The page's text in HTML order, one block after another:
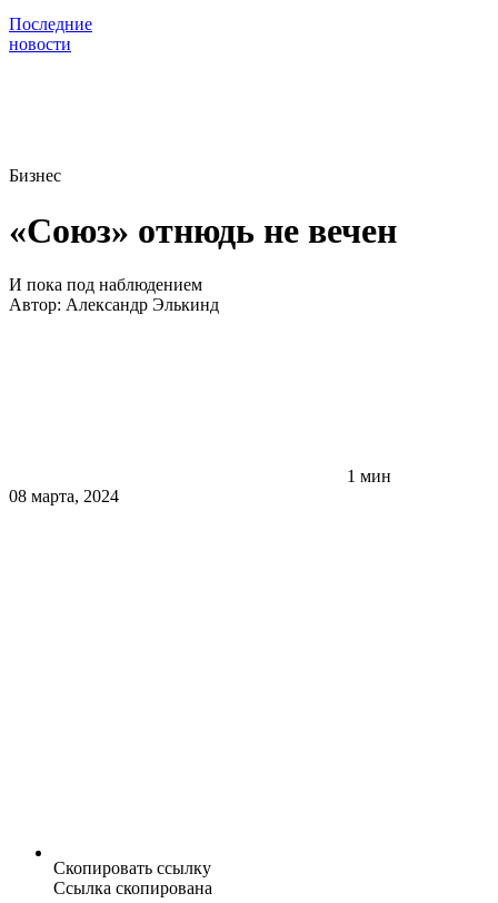
Последние
новости
Бизнес
«Союз» отнюдь не вечен
И пока под наблюдением
Автор: Александр Элькинд
1 мин
08 марта, 2024
Скопировать ссылку
Ссылка скопирована